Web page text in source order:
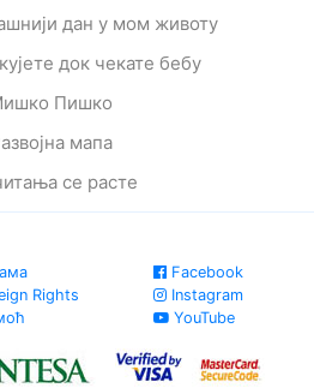
дан у мом животу
док чекате бебу
Пишко
мапа
се расте
Rights
Facebook
Instagram
YouTube